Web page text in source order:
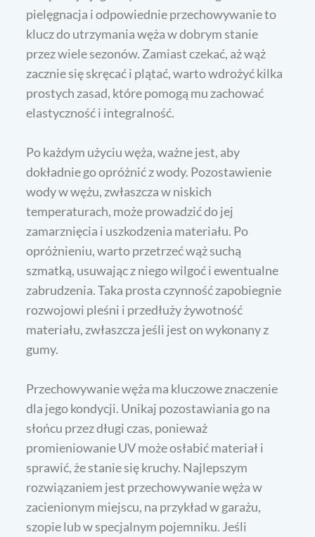
pielęgnacja i odpowiednie przechowywanie to
klucz do utrzymania węża w dobrym stanie
przez wiele sezonów. Zamiast czekać, aż wąż
zacznie się skręcać i plątać, warto wdrożyć kilka
prostych zasad, które pomogą mu zachować
elastyczność i integralność.
Po każdym użyciu węża, ważne jest, aby
dokładnie go opróżnić z wody. Pozostawienie
wody w wężu, zwłaszcza w niskich
temperaturach, może prowadzić do jej
zamarznięcia i uszkodzenia materiału. Po
opróżnieniu, warto przetrzeć wąż suchą
szmatką, usuwając z niego wilgoć i ewentualne
zabrudzenia. Taka prosta czynność zapobiegnie
rozwojowi pleśni i przedłuży żywotność
materiału, zwłaszcza jeśli jest on wykonany z
gumy.
Przechowywanie węża ma kluczowe znaczenie
dla jego kondycji. Unikaj pozostawiania go na
słońcu przez długi czas, ponieważ
promieniowanie UV może osłabić materiał i
sprawić, że stanie się kruchy. Najlepszym
rozwiązaniem jest przechowywanie węża w
zacienionym miejscu, na przykład w garażu,
szopie lub w specjalnym pojemniku. Jeśli